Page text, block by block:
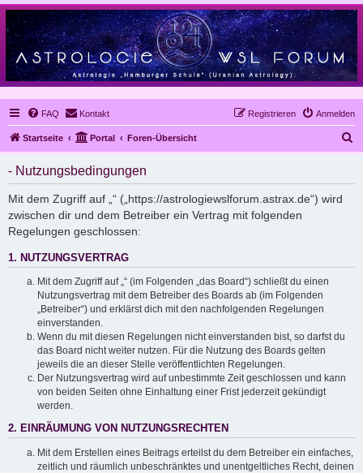
FAQ Kontakt Anmelden
Registrieren
Startseite Portal Foren-Übersicht
- Nutzungsbedingungen
Mit dem Zugriff auf „“ („https://astrologiewslforum.astrax.de“) wird
zwischen dir und dem Betreiber ein Vertrag mit folgenden
Regelungen geschlossen:
1. NUTZUNGSVERTRAG
Mit dem Zugriff auf „“ (im Folgenden „das Board“) schließt du einen
Nutzungsvertrag mit dem Betreiber des Boards ab (im Folgenden
„Betreiber“) und erklärst dich mit den nachfolgenden Regelungen
einverstanden.
Wenn du mit diesen Regelungen nicht einverstanden bist, so darfst du
das Board nicht weiter nutzen. Für die Nutzung des Boards gelten
jeweils die an dieser Stelle veröffentlichten Regelungen.
Der Nutzungsvertrag wird auf unbestimmte Zeit geschlossen und kann
von beiden Seiten ohne Einhaltung einer Frist jederzeit gekündigt
werden.
2. EINRÄUMUNG VON NUTZUNGSRECHTEN
Mit dem Erstellen eines Beitrags erteilst du dem Betreiber ein einfaches,
zeitlich und räumlich unbeschränktes und unentgeltliches Recht, deinen